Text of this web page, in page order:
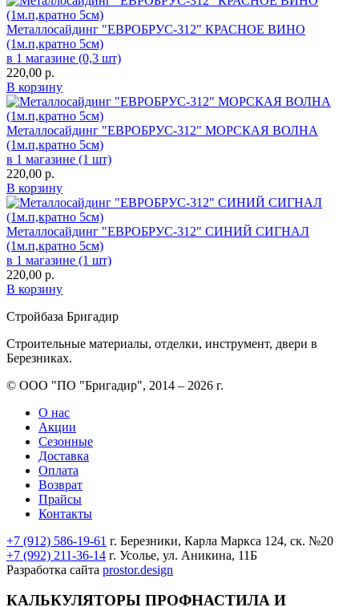
Металлосайдинг "ЕВРОБРУС-312" КРАСНОЕ ВИНО
(1м.п,кратно 5см)
в 1 магазине (0,3 шт)
220,00 р.
В корзину
Металлосайдинг "ЕВРОБРУС-312" МОРСКАЯ ВОЛНА
(1м.п,кратно 5см)
в 1 магазине (1 шт)
220,00 р.
В корзину
Металлосайдинг "ЕВРОБРУС-312" СИНИЙ СИГНАЛ
(1м.п,кратно 5см)
в 1 магазине (1 шт)
220,00 р.
В корзину
Стройбаза Бригадир
Строительные материалы, отделки, инструмент, двери в
Березниках.
© ООО "ПО "Бригадир", 2014 – 2026 г.
О нас
Акции
Сезонные
Доставка
Оплата
Возврат
Прайсы
Контакты
+7 (912) 586-19-61 г. Березники, Карла Маркса 124, ск. №20
+7 (992) 211-36-14 г. Усолье, ул. Аникина, 11Б
Разработка сайта prostor.design
КАЛЬКУЛЯТОРЫ ПРОФНАСТИЛА И